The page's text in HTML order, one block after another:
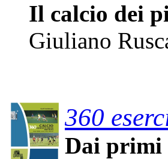
Il calcio dei
Giuliano
360
Dai primi